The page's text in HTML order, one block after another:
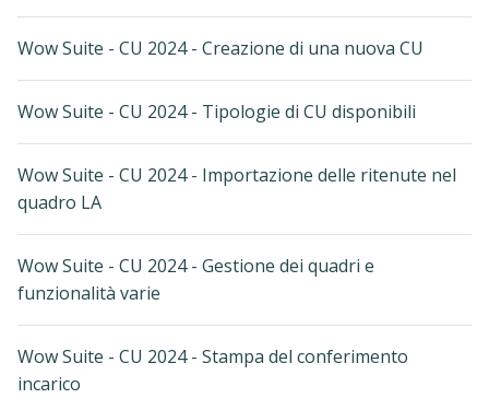
Wow Suite - CU 2024 - Creazione di una nuova CU
Wow Suite - CU 2024 - Tipologie di CU disponibili
Wow Suite - CU 2024 - Importazione delle ritenute nel
quadro LA
Wow Suite - CU 2024 - Gestione dei quadri e
funzionalità varie
Wow Suite - CU 2024 - Stampa del conferimento
incarico